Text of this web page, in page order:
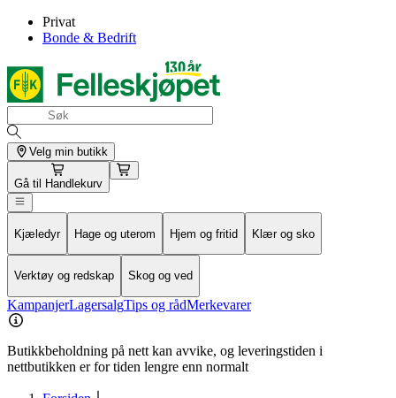
Privat
Bonde & Bedrift
Velg min butikk
Gå til Handlekurv
Kjæledyr Hage og uterom Hjem og fritid Klær og sko
Verktøy og redskap Skog og ved
KampanjerLagersalgTips og rådMerkevarer
Butikkbeholdning på nett kan avvike, og leveringstiden i
nettbutikken er for tiden lengre enn normalt